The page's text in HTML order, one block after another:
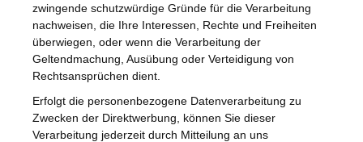
zwingende schutzwürdige Gründe für die Verarbeitung
nachweisen, die Ihre Interessen, Rechte und Freiheiten
überwiegen, oder wenn die Verarbeitung der
Geltendmachung, Ausübung oder Verteidigung von
Rechtsansprüchen dient.
Erfolgt die personenbezogene Datenverarbeitung zu
Zwecken der Direktwerbung, können Sie dieser
Verarbeitung jederzeit durch Mitteilung an uns